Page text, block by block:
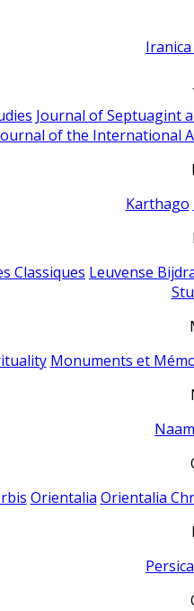
Journal of Septuagint
of the International
Karthago
Classiques Leuvense
Monuments et
Orientalia Orientalia
Persica